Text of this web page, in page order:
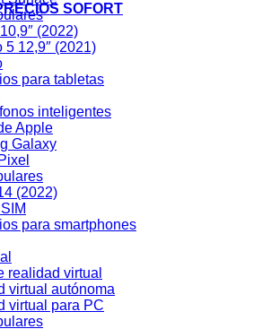
SOFORT
(2022)
5 12,9″ (2021)
para tabletas
inteligentes
Apple
Galaxy
(2022)
para smartphones
realidad virtual
virtual autónoma
virtual para PC